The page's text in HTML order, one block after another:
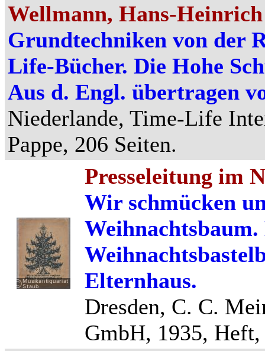
Wellmann, Hans-
Grundtechniken von der
Life-Bücher. Die Hohe
Aus d. Engl. übertragen
Niederlande, Time-Life
Pappe, 206 Seiten.
Presseleitung im
Wir schmücken
Elternhaus.
Dresden, C. C.
GmbH, 1935, Heft,